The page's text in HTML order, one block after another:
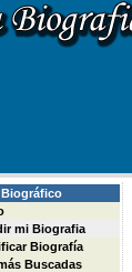
Biográfico
mi Biografia
Biografía
Buscadas